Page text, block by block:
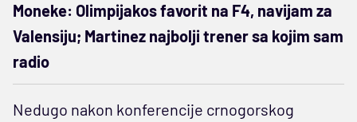
Moneke: Olimpijakos favorit na F4, navijam za
Valensiju; Martinez najbolji trener sa kojim sam
radio
Nedugo nakon konferencije crnogorskog